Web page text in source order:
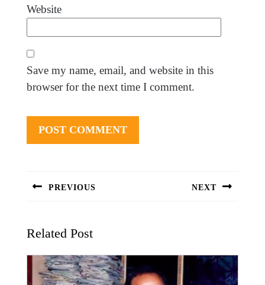
Website
Save my name, email, and website in this
browser for the next time I comment.
PREVIOUS NEXT
Related Post